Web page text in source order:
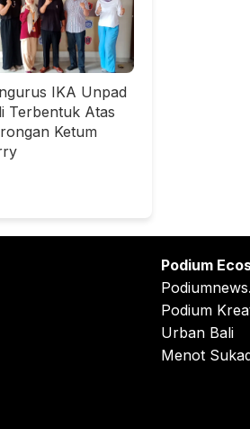
IKA Unpad
Terbentuk Atas
Ketum
Podium
Podium
Urban Bali
Menot